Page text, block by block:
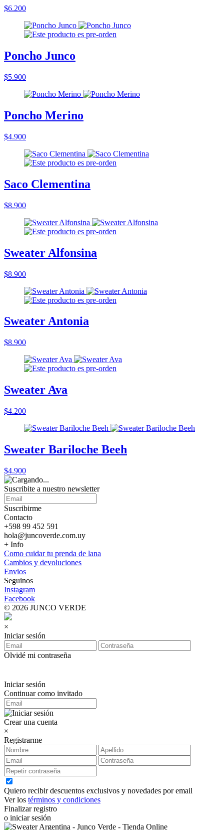
$6.200
Poncho Junco
$5.900
Poncho Merino
$4.900
Saco Clementina
$8.900
Sweater Alfonsina
$8.900
Sweater Antonia
$8.900
Sweater Ava
$4.200
Sweater Bariloche Beeh
$4.900
Suscribite a nuestro newsletter
Suscribirme
Contacto
+598 99 452 591
hola@juncoverde.com.uy
+ Info
Como cuidar tu prenda de lana
Cambios y devoluciones
Envios
Seguinos
Instagram
Facebook
© 2026 JUNCO VERDE
×
Iniciar sesión
Olvidé mi contraseña
Iniciar sesión
Continuar como invitado
Crear una cuenta
×
Registrarme
Quiero recibir descuentos exclusivos y novedades por email
Ver los términos y condiciones
Finalizar registro
o iniciar sesión